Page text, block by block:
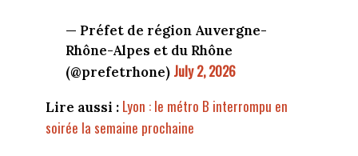
— Préfet de région Auvergne-
Rhône-Alpes et du Rhône
(@prefetrhone) July 2, 2026
Lire aussi : Lyon : le métro B interrompu en
soirée la semaine prochaine